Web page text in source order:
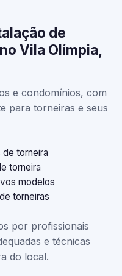
de
Vila Olímpia,
e condomínios, com
para torneiras e seus
torneira
torneira
modelos
torneiras
por profissionais
e técnicas
do local.